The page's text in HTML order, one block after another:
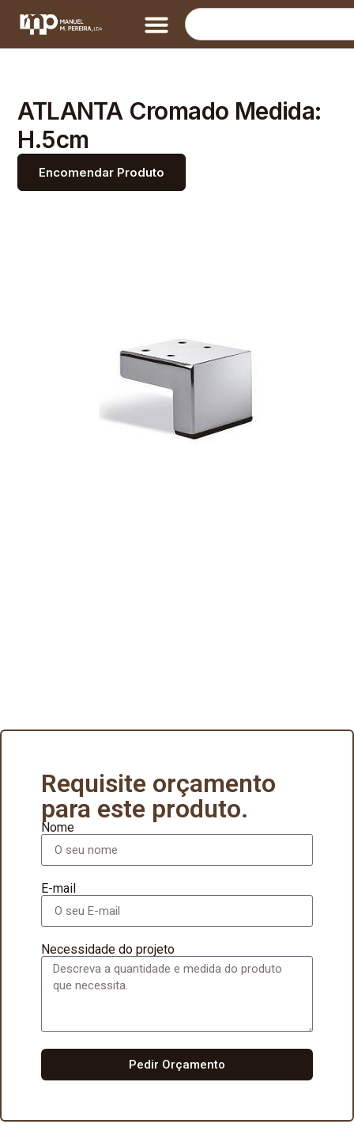
ATLANTA Cromado Medida:
H.5cm
Encomendar Produto
Requisite orçamento
para este produto.
Nome
E-mail
Necessidade do projeto
Pedir Orçamento